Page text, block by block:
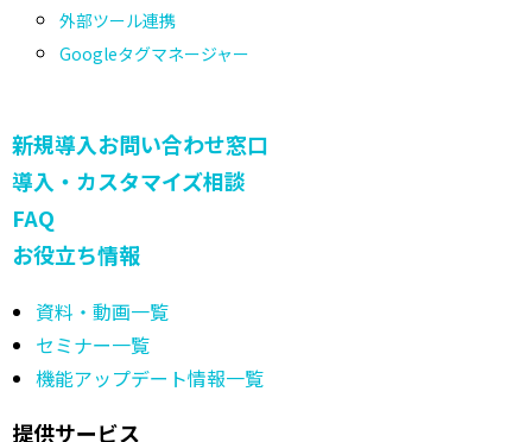
外部ツール連携
Googleタグマネージャー
新規導入お問い合わせ窓口
導入・カスタマイズ相談
FAQ
お役立ち情報
資料・動画一覧
セミナー一覧
機能アップデート情報一覧
提供サービス